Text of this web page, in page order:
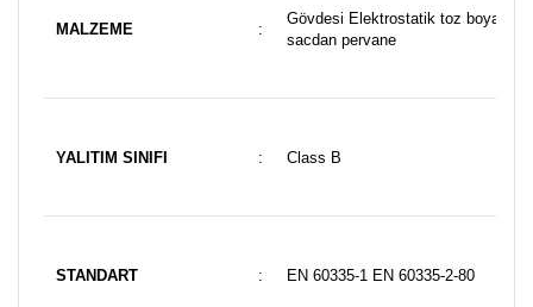
MALZEME :
Gövdesi Elektrostatik toz boyalı
sacdan pervane
YALITIM SINIFI : Class B
STANDART : EN 60335-1 EN 60335-2-80